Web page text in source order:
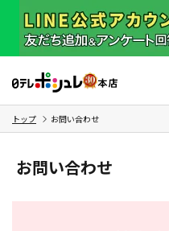
トップ お問い合わせ
お問い合わせ